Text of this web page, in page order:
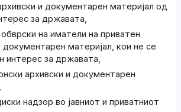
и документарен материјал од
за државата,
на иматели на приватен
документарен материјал, кои не се
интерес за државата,
архивски и документарен
надзор во јавниот и приватниот